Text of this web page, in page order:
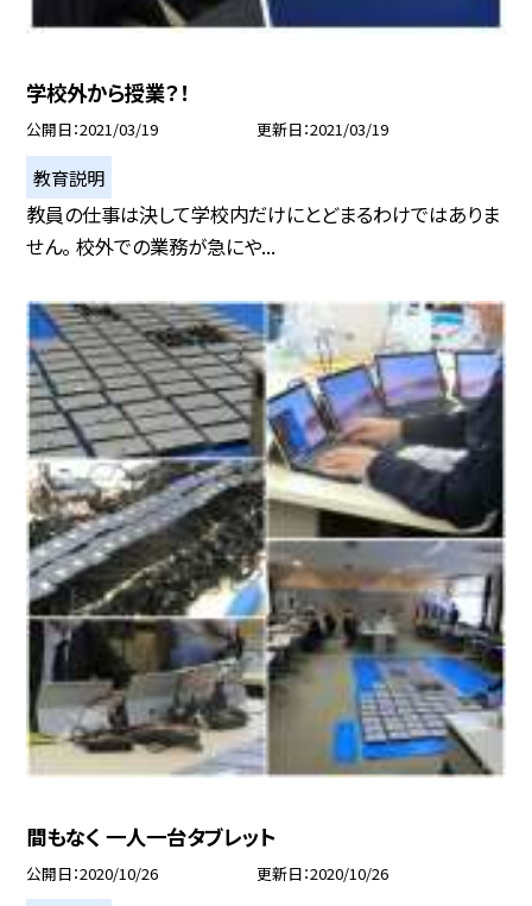
学校外から授業？！
公開日 2021/03/19 更新日 2021/03/19
教育説明
教員の仕事は決して学校内だけにとどまるわけではありま
せん。 校外での業務が急にや...
間もなく 一人一台タブレット
公開日 2020/10/26 更新日 2020/10/26